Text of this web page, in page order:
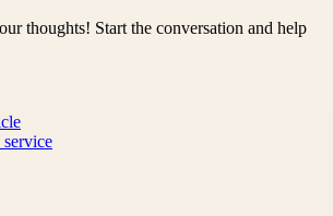
thoughts! Start the conversation and help
service